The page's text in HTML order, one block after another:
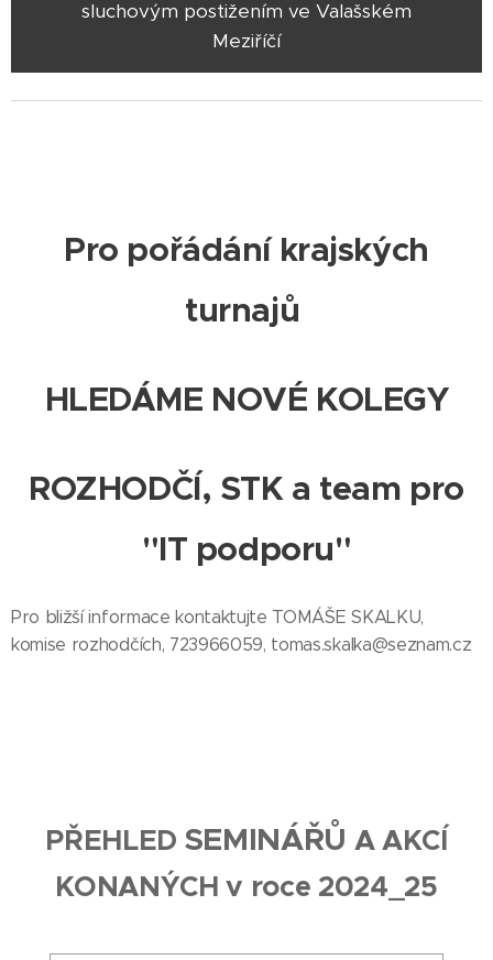
sluchovým postižením ve Valašském
Meziříčí
Pro pořádání krajských
turnajů
HLEDÁME NOVÉ KOLEGY
ROZHODČÍ, STK a team pro
"IT podporu"
Pro bližší informace kontaktujte TOMÁŠE SKALKU,
komise rozhodčích, 723966059, tomas.skalka@seznam.cz
PŘEHLED SEMINÁŘŮ A AKCÍ
KONANÝCH v roce 2024_25